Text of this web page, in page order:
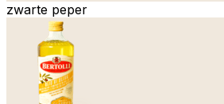
zwarte peper